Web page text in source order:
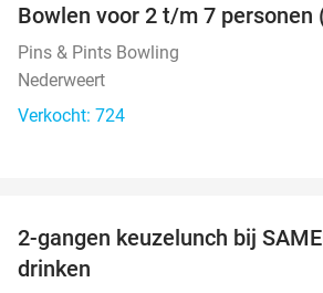
Bowlen voor 2 t/m 7 personen
Pins & Pints Bowling
Nederweert
Verkocht: 724
2-gangen keuzelunch bij
drinken